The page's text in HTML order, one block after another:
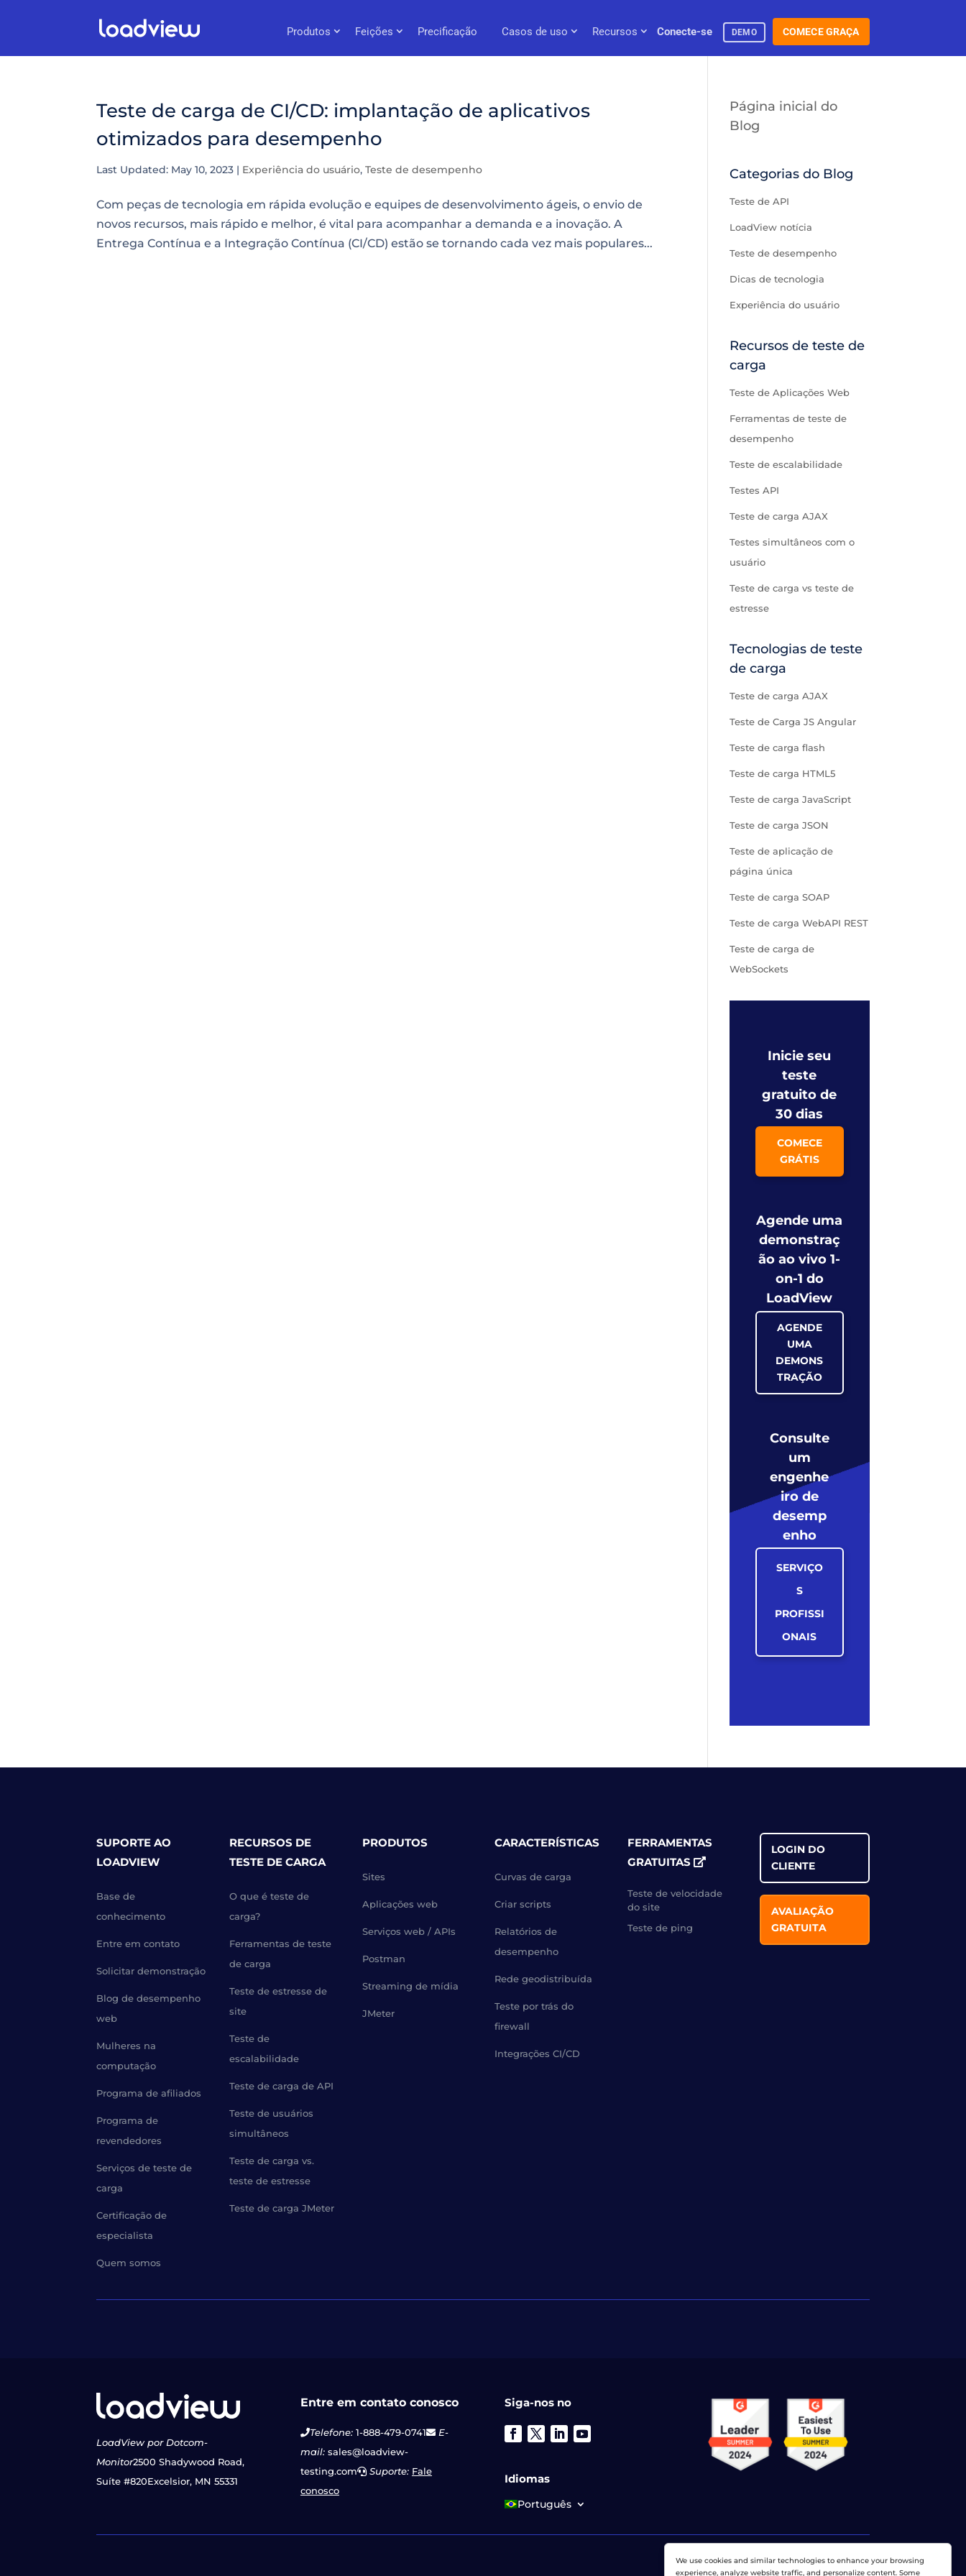
Produtos Feições Precificação Casos de uso Recursos Conecte-se DEMO COMECE GRAÇA
Teste de carga de CI/CD: implantação de aplicativos
otimizados para desempenho
Last Updated: May 10, 2023 | Experiência do usuário,Teste de desempenho
Com peças de tecnologia em rápida evolução e equipes de desenvolvimento ágeis, o envio de
novos recursos, mais rápido e melhor, é vital para acompanhar a demanda e a inovação. A
Entrega Contínua e a Integração Contínua (CI/CD) estão se tornando cada vez mais populares...
Página inicial do
Blog
Categorias do Blog
Teste de API
LoadView notícia
Teste de desempenho
Dicas de tecnologia
Experiência do usuário
Recursos de teste de
carga
Teste de Aplicações Web
Ferramentas de teste de
desempenho
Teste de escalabilidade
Testes API
Teste de carga AJAX
Testes simultâneos com o
usuário
Teste de carga vs teste de
estresse
Tecnologias de teste
de carga
Teste de carga AJAX
Teste de Carga JS Angular
Teste de carga flash
Teste de carga HTML5
Teste de carga JavaScript
Teste de carga JSON
Teste de aplicação de
página única
Teste de carga SOAP
Teste de carga WebAPI REST
Teste de carga de
WebSockets
Inicie seu
teste
gratuito de
30 dias
COMECE
GRÁTIS
Agende uma
demonstraç
ão ao vivo 1-
on-1 do
LoadView
AGENDE
UMA
DEMONS
TRAÇÃO
Consulte
um
engenhe
iro de
desemp
enho
SERVIÇO
S
PROFISSI
ONAIS
SUPORTE AO
LOADVIEW
Base de
conhecimento
Entre em contato
Solicitar demonstração
Blog de desempenho
web
Mulheres na
computação
Programa de afiliados
Programa de
revendedores
Serviços de teste de
carga
Certificação de
especialista
Quem somos
RECURSOS DE
TESTE DE CARGA
O que é teste de
carga?
Ferramentas de teste
de carga
Teste de estresse de
site
Teste de
escalabilidade
Teste de carga de API
Teste de usuários
simultâneos
Teste de carga vs.
teste de estresse
Teste de carga JMeter
PRODUTOS
Sites
Aplicações web
Serviços web / APIs
Postman
Streaming de mídia
JMeter
CARACTERÍSTICAS
Curvas de carga
Criar scripts
Relatórios de
desempenho
Rede geodistribuída
Teste por trás do
firewall
Integrações CI/CD
FERRAMENTAS
GRATUITAS
Teste de velocidade
do site
Teste de ping
LOGIN DO
CLIENTE
AVALIAÇÃO
GRATUITA
LoadView por Dotcom-
Monitor2500 Shadywood Road,
Suíte #820Excelsior, MN 55331
Entre em contato conosco
Telefone:1-888-479-0741
E-
mail:sales@loadview-
testing.com
Suporte: Fale
conosco
Siga-nos no
Idiomas
Português
We use cookies and similar technologies to enhance your browsing
experience, analyze website traffic, and personalize content. Some